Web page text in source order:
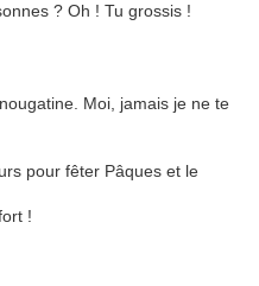
? Oh ! Tu grossis !
Moi, jamais je ne te
pour fêter Pâques et le
!